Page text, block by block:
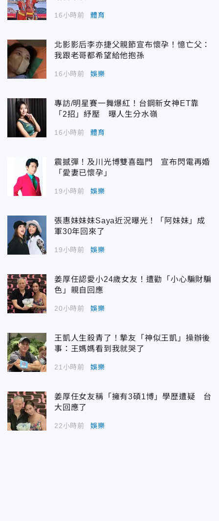
16小時前 體育
北影影后李亦捷父親節宣布懷孕！憶亡父：
我跟老哥都希望給他抱孫
16小時前 娛樂
專訪/明星賽一舞爆紅！台鋼新女神ET靠
「2招」紓壓 曝人生分水嶺
16小時前 體育
震撼彈！及川光博雙喜臨門 宣布閃電再婚
「愛妻已懷孕」
19小時前 娛樂
張惠妹妹妹Saya近況曝光！「阿妹妹」成
軍30年回來了
19小時前 娛樂
姜厚任認愛小24歲女友！遭勸「小心騙財騙
色」親自回應
20小時前 娛樂
王凱人生殺青了！摯友「神似王凱」操辦後
事：王媽媽看到我就哭了
21小時前 娛樂
姜厚任女友稱「擁有3碩1博」學歷遭疑 台
大回應了
22小時前 娛樂